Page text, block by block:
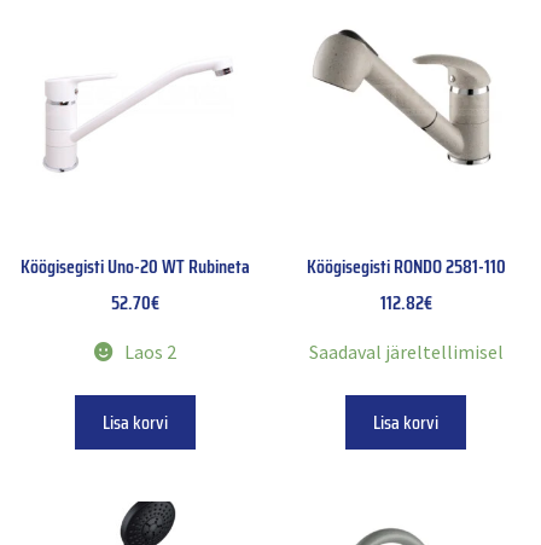
Köögisegisti Uno-20 WT Rubineta
52.70€
Laos 2
Lisa korvi
Köögisegisti RONDO 2581-110
112.82€
Saadaval järeltellimisel
Lisa korvi